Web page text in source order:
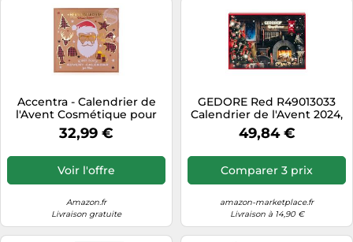
Accentra - Calendrier de
l'Avent Cosmétique pour
hommes avec 24 produits
de soins Calendrier de Noël
corps, après-rasage, savon,
gel douche, soins de la
32,99 €
Voir l'offre
Amazon.fr
Livraison gratuite
GEDORE Red R49013033
Calendrier de l'Avent 2024,
33 pièces, pour homme,
cadeau pour homme,
49,84 €
Comparer 3 prix
amazon-marketplace.fr
Livraison à 14,90 €